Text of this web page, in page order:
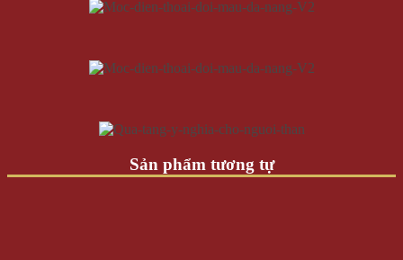
Sản phẩm tương tự